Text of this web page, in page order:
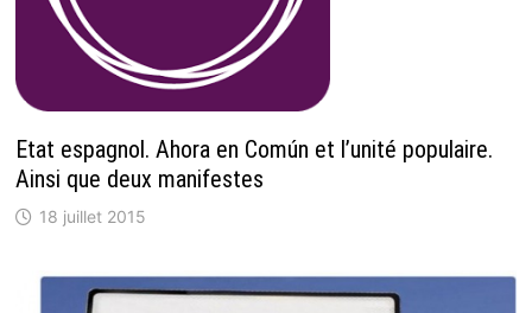
Etat espagnol. Ahora en Común et l’unité populaire.
Ainsi que deux manifestes
18 juillet 2015